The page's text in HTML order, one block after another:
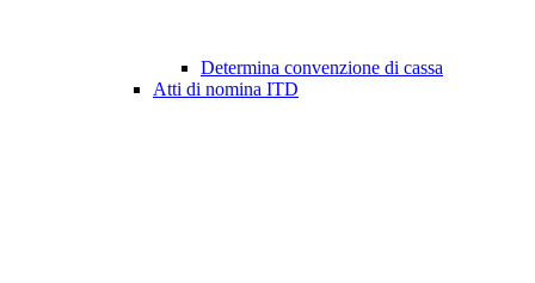
Determina convenzione di cassa
Atti di nomina ITD